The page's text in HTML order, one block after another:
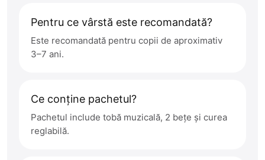
Pentru ce vârstă este recomandată?
Este recomandată pentru copii de aproximativ
3–7 ani.
Ce conține pachetul?
Pachetul include tobă muzicală, 2 bețe și curea
reglabilă.